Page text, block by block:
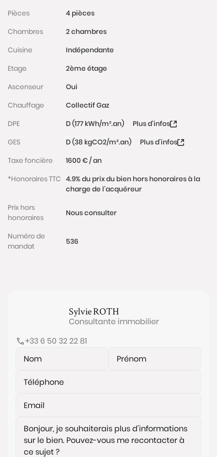
complète cet ensemble.
Aucun travaux à prévoir, rénové avec goût et très
bien entretenu, son ravalement de façade a été
effectué en 2022.
Les informations sur les risques auxquels ce bien est
exposé sont disponibles sur le site
Pièces
4 pièces
Chambres
2 chambres
Cuisine
Indépendante
Etage
2ème étage
Ascenseur
Oui
Chauffage
Collectif Gaz
DPE
D (177 kWh/m².an)
Plus d'infos
GES
D (38 kgCO2/m².an)
Plus d'infos
Taxe foncière
1600 € / an
*Honoraires TTC 4.9% du prix du bien hors honoraires à la
charge de l'acquéreur
Prix hors
honoraires
Nous consulter
Numéro de
mandat
536
SylvieROTH
Consultante immobilier
+33 6 50 32 22 81